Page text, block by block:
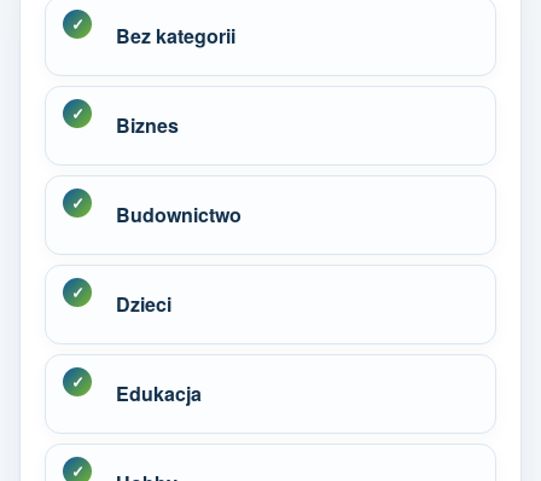
Bez kategorii
Biznes
Budownictwo
Dzieci
Edukacja